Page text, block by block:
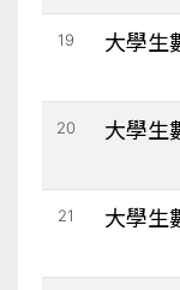
19 大學生
20 大學生
21 大學生